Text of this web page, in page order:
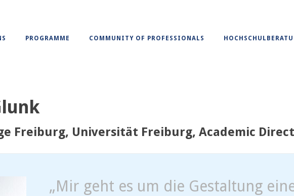
PROGRAMME COMMUNITY OF PROFESSIONALS
Freiburg, Universität Freiburg, Academic
„Mir geht es um die Gestaltung